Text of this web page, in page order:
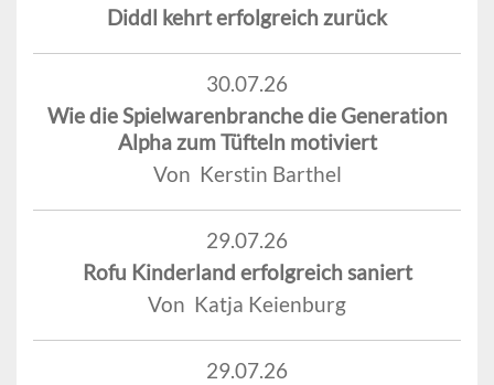
Diddl kehrt erfolgreich zurück
30.07.26
Wie die Spielwarenbranche die Generation
Alpha zum Tüfteln motiviert
Von Kerstin Barthel
29.07.26
Rofu Kinderland erfolgreich saniert
Von Katja Keienburg
29.07.26